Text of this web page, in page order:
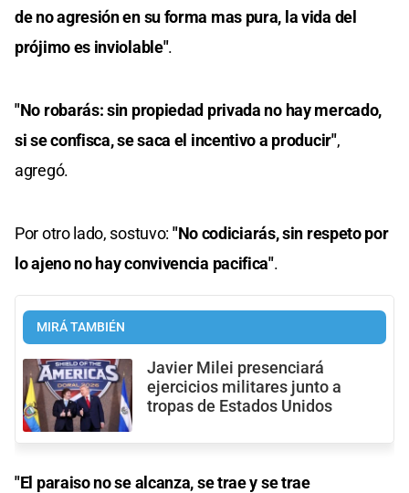
de no agresión en su forma mas pura, la vida del
prójimo es inviolable".
"No robarás: sin propiedad privada no hay mercado,
si se confisca, se saca el incentivo a producir",
agregó.
Por otro lado, sostuvo: "No codiciarás, sin respeto por
lo ajeno no hay convivencia pacifica".
MIRÁ TAMBIÉN
Javier Milei presenciará
ejercicios militares junto a
tropas de Estados Unidos
"El paraiso no se alcanza, se trae y se trae